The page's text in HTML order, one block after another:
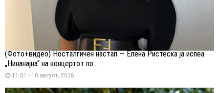
(Фото+видео) Носталгичен настап — Елена Ристеска ја испеа
„Нинанајна“ на концертот по...
11:01 - 10 август, 2026